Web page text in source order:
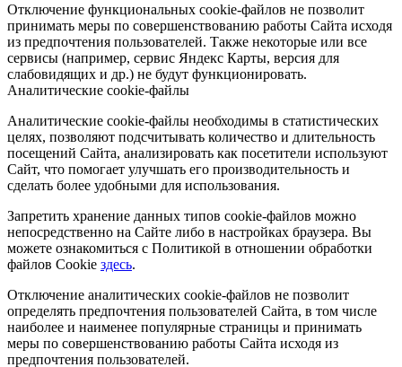
Отключение функциональных cookie-файлов не позволит
принимать меры по совершенствованию работы Сайта исходя
из предпочтения пользователей. Также некоторые или все
сервисы (например, сервис Яндекс Карты, версия для
слабовидящих и др.) не будут функционировать.
Аналитические cookie-файлы
Аналитические cookie-файлы необходимы в статистических
целях, позволяют подсчитывать количество и длительность
посещений Сайта, анализировать как посетители используют
Сайт, что помогает улучшать его производительность и
сделать более удобными для использования.
Запретить хранение данных типов cookie-файлов можно
непосредственно на Сайте либо в настройках браузера. Вы
можете ознакомиться с Политикой в отношении обработки
файлов Cookie здесь.
Отключение аналитических cookie-файлов не позволит
определять предпочтения пользователей Сайта, в том числе
наиболее и наименее популярные страницы и принимать
меры по совершенствованию работы Сайта исходя из
предпочтения пользователей.